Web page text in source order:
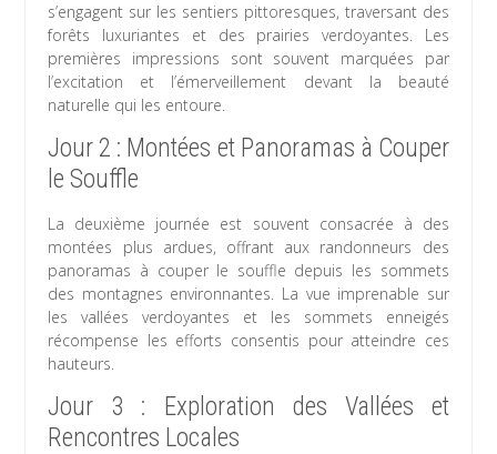
s’engagent sur les sentiers pittoresques, traversant des
forêts luxuriantes et des prairies verdoyantes. Les
premières impressions sont souvent marquées par
l’excitation et l’émerveillement devant la beauté
naturelle qui les entoure.
Jour 2 : Montées et Panoramas à Couper
le Souffle
La deuxième journée est souvent consacrée à des
montées plus ardues, offrant aux randonneurs des
panoramas à couper le souffle depuis les sommets
des montagnes environnantes. La vue imprenable sur
les vallées verdoyantes et les sommets enneigés
récompense les efforts consentis pour atteindre ces
hauteurs.
Jour 3 : Exploration des Vallées et
Rencontres Locales